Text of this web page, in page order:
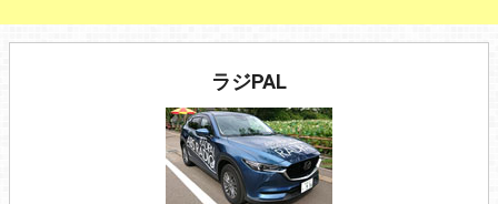
ラジPAL